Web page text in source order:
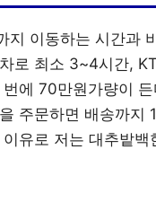
이동하는 시간과
로 최소 3~4시간,
에 70만원가량이
주문하면 배송까지
유로 저는 대추밭